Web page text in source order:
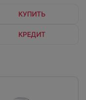
КУПИТЬ
КРЕДИТ